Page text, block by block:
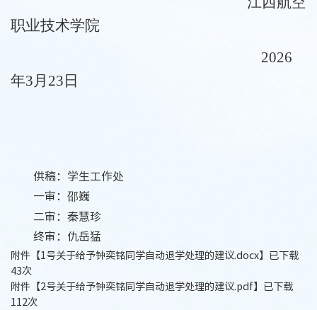
职业技术学院
2026
年3月 23 日
供稿：学生工作处
一审：邵巍
二审：秦慧珍
终审：仇岳猛
附件【1号关于给予钟奕铭同学自动退学处理的建议.docx】已下载
43次
附件【2号关于给予钟奕铭同学自动退学处理的建议.pdf】已下载
112次